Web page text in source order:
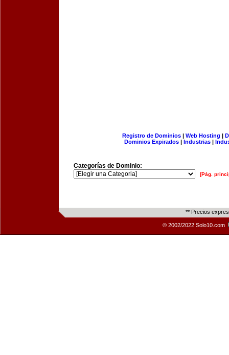
Registro de Dominios| Web Hosting |
Dominios Expirados | Industrias |
Categorías de Dominio:
[Pág.
** Precios
© 2002/2022 Solo10.com